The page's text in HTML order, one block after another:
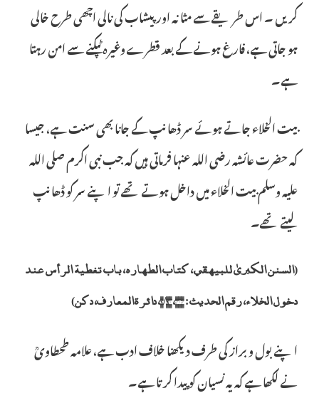
کریں ۔ اس طریقے سے مثانہ اور پیشاب کی نالی اچھی طرح خالی
ہو جاتی ہے، فارغ ہونے کے بعد قطرے وغیرہ ٹپکنے سے امن رہتا
ہے۔
بیت الخلاء جاتے ہوئے سر ڈھانپ کے جانا بھی سنت ہے، جیسا
کہ حضرت عائشہ رضی اللہ عنہا فرماتی ہیں کہ جب نبی اکرم صلی اللہ
علیہ وسلم بیت الخلاء میں داخل ہوتے تھے تو اپنے سر کو ڈھانپ
لیتے تھے۔
(السنن الکبریٰ للبیہقي، کتاب الطھارہ، باب تغطیۃ الرأس عند
دخول الخلاء، رقم الحدیث: ۴۶۴، ۱/۹۶، دائرۃالمعارف، دکن)
اپنے بول و براز کی طرف دیکھنا خلاف ادب ہے، علامہ طحطاویؒ
نے لکھا ہے کہ یہ نسیان کو پیدا کرتا ہے۔